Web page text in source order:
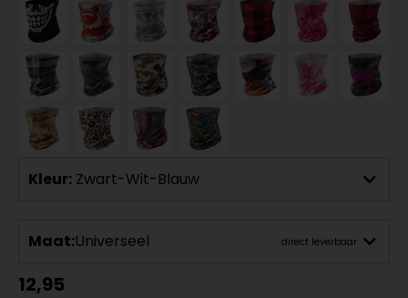
Kleur: Zwart-Wit-Blauw
Maat:Universeel direct leverbaar
12,95